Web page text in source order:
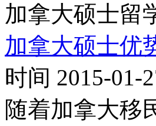
加拿大硕士留
加拿大硕士优
时间 2015-01-
随着加拿大移